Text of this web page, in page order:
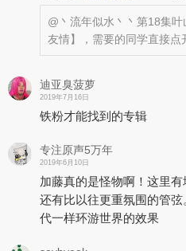
@丶流年似水丶丶 第18集叶
友情】，需要的同学直接点
迪亚臭菠萝
2019年7月16日
铁粉才能找到的专辑
专注原声5万年
2019年6月10日
加藤真的是怪物啊！这里
还有比以往更重氛围的管
代一样环游世界的效果